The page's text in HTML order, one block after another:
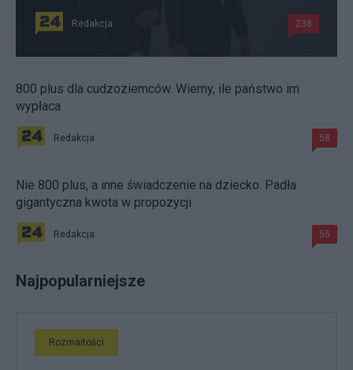
Redakcja 238
800 plus dla cudzoziemców. Wiemy, ile państwo im
wypłaca
Redakcja 58
Nie 800 plus, a inne świadczenie na dziecko. Padła
gigantyczna kwota w propozycji
Redakcja 55
Najpopularniejsze
Rozmaitości